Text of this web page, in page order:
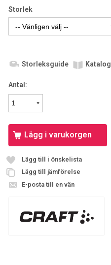
Storlek
Storleksguide Katalog
Antal:
Lägg i varukorgen
Lägg till i önskelista
Lägg till jämförelse
E-posta till en vän